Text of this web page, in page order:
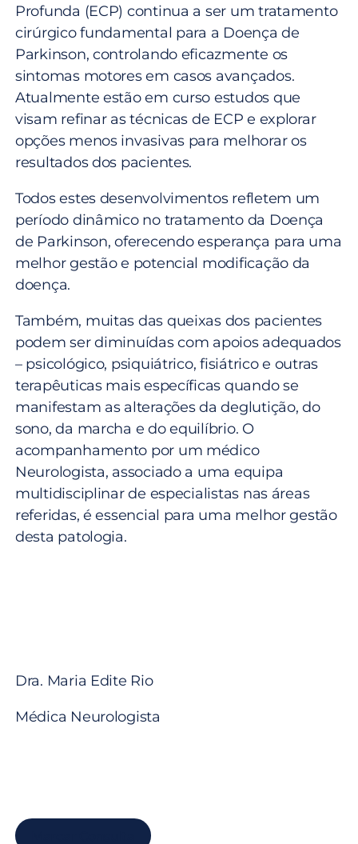
Profunda (ECP) continua a ser um tratamento
cirúrgico fundamental para a Doença de
Parkinson, controlando eficazmente os
sintomas motores em casos avançados.
Atualmente estão em curso estudos que
visam refinar as técnicas de ECP e explorar
opções menos invasivas para melhorar os
resultados dos pacientes.
Todos estes desenvolvimentos refletem um
período dinâmico no tratamento da Doença
de Parkinson, oferecendo esperança para uma
melhor gestão e potencial modificação da
doença.
Também, muitas das queixas dos pacientes
podem ser diminuídas com apoios adequados
– psicológico, psiquiátrico, fisiátrico e outras
terapêuticas mais específicas quando se
manifestam as alterações da deglutição, do
sono, da marcha e do equilíbrio. O
acompanhamento por um médico
Neurologista, associado a uma equipa
multidisciplinar de especialistas nas áreas
referidas, é essencial para uma melhor gestão
desta patologia.
Dra. Maria Edite Rio
Médica Neurologista